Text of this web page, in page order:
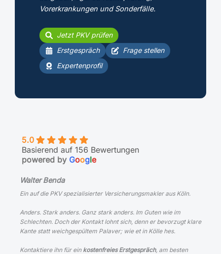
Vorerkrankungen und Sonderfälle.
Jetzt PKV prüfen
Erstgespräch
Frage stellen
Expertenprofil
5.0
Basierend auf 156 Bewertungen
powered by Google
Walter Benda
Ein auf die PKV spezialisierter Versicherungsmakler aus Köln.
Anders. Stark anders. Ganz stark anders. Im Guten wie im
Schlechten. Doch der Kontakt lohnt sich, denn er bevorzugt klare
Kante statt weichgespültem Palaver; wie et in Kölle hes.
Kontaktiere ihn für ein kostenfreies Erstgespräch, am besten